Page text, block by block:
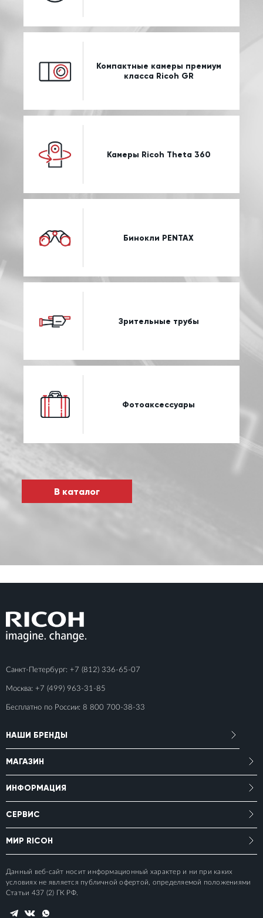
Компактные камеры премиум
класса Ricoh GR
Камеры Ricoh Theta 360
Бинокли PENTAX
Зрительные трубы
Фотоаксессуары
В каталог
Санкт-Петербург: +7 (812) 336-65-07
Москва: +7 (499) 963-31-85
Бесплатно по России: 8 800 700-38-33
НАШИ БРЕНДЫ
МАГАЗИН
ИНФОРМАЦИЯ
СЕРВИС
МИР RICOH
Данный веб-сайт носит информационный характер и ни при каких
условиях не является публичной офертой, определяемой положениями
Статьи 437 (2) ГК РФ.